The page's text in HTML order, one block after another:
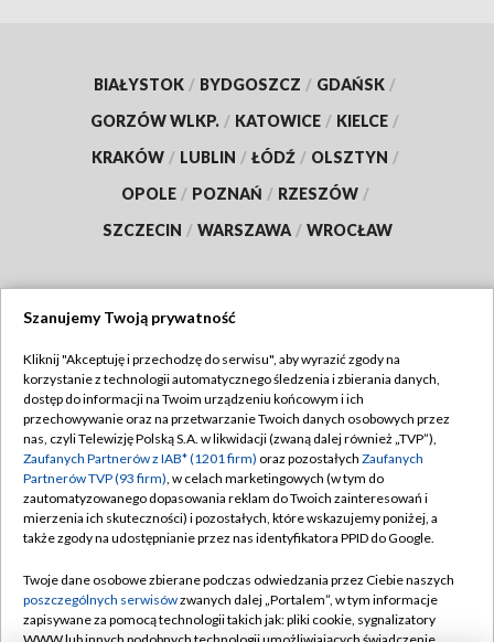
BIAŁYSTOK / BYDGOSZCZ / GDAŃSK /
GORZÓW WLKP. / KATOWICE / KIELCE /
KRAKÓW / LUBLIN / ŁÓDŹ / OLSZTYN /
OPOLE / POZNAŃ / RZESZÓW /
SZCZECIN / WARSZAWA / WROCŁAW
TVP
Abonament TVP
Emisja w TVP
Centrum informacji TVP
Naziemna Telewizja Cyfrowa
Rada Programowa
System NOS
Regulamin TVP
Polityka prywatności
Moje zgody
Pomoc
Kontakt
Szanujemy Twoją prywatność
Kliknij "Akceptuję i przechodzę do serwisu", aby wyrazić zgody na
korzystanie z technologii automatycznego śledzenia i zbierania danych,
dostęp do informacji na Twoim urządzeniu końcowym i ich
przechowywanie oraz na przetwarzanie Twoich danych osobowych przez
nas, czyli Telewizję Polską S.A. w likwidacji (zwaną dalej również „TVP”),
Zaufanych Partnerów z IAB* (1201 firm) oraz pozostałych Zaufanych
Partnerów TVP (93 firm), w celach marketingowych (w tym do
zautomatyzowanego dopasowania reklam do Twoich zainteresowań i
mierzenia ich skuteczności) i pozostałych, które wskazujemy poniżej, a
także zgody na udostępnianie przez nas identyfikatora PPID do Google.
Twoje dane osobowe zbierane podczas odwiedzania przez Ciebie naszych
poszczególnych serwisówzwanych dalej „Portalem”, w tym informacje
zapisywane za pomocą technologii takich jak: pliki cookie, sygnalizatory